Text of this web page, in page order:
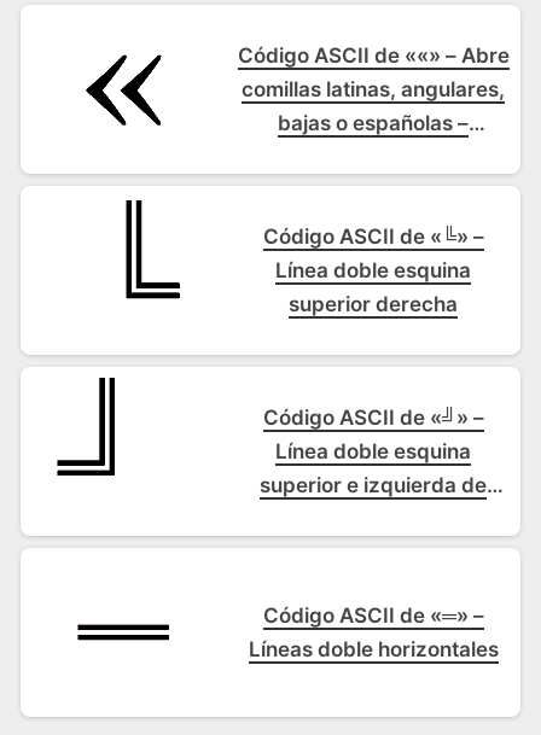
Código ASCII de ««» – Abre
comillas latinas, angulares,
bajas o españolas –
apertura
Código ASCII de «╚» –
Línea doble esquina
superior derecha
Código ASCII de «╝» –
Línea doble esquina
superior e izquierda de
Código ASCII de «═» –
Líneas doble horizontales